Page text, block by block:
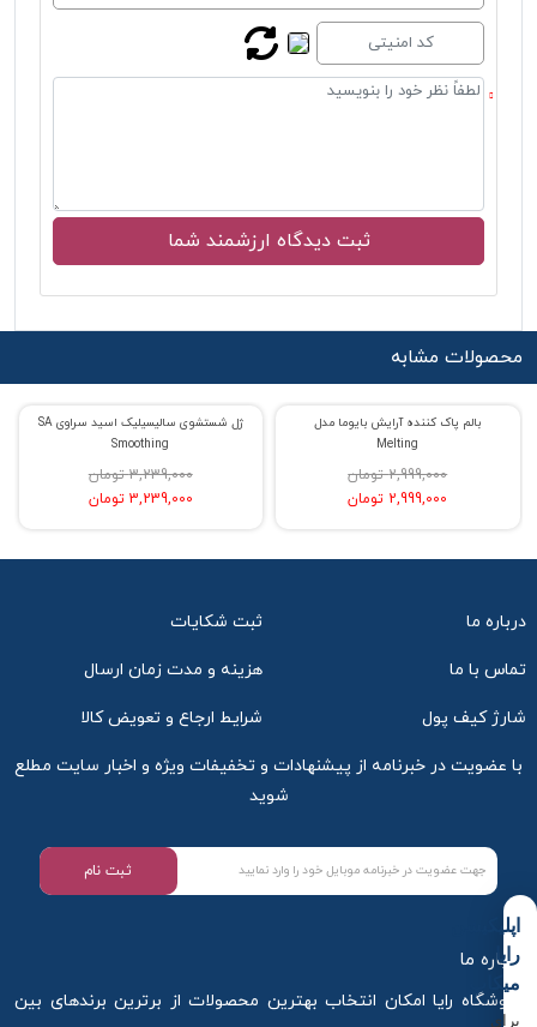
محصولات مشابه
% حراج 55
ژل شستشوی سالیسیلیک اسید سراوی SA
Smoothing
3,239,000 تومان
3,239,000 تومان
% حراج 45
بالم پاک کننده آرایش بایوما مدل
Melting
2,999,000 تومان
2,999,000 تومان
درباره ما ثبت شکایات
تماس با ما هزینه و مدت زمان ارسال
شارژ کیف پول شرایط ارجاع و تعویض کالا
با عضویت در خبرنامه از پیشنهادات و تخفیفات ویژه و اخبار سایت مطلع
شوید
ثبت نام
درباره ما
فروشگاه رایا امکان انتخاب بهترین محصولات از برترین برندهای بین
اپلیکیشن
رایا
میکاپ
برای